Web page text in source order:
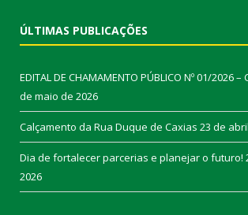
ÚLTIMAS PUBLICAÇÕES
EDITAL DE CHAMAMENTO PÚBLICO Nº 01/2026
de maio de 2026
Calçamento da Rua Duque de Caxias 23 de
Dia de fortalecer parcerias e planejar o futuro!
2026